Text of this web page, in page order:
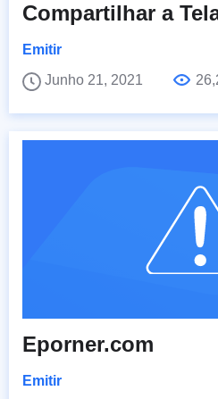
Compartilhar a
Emitir
Junho 21, 2021
Eporner.com
Emitir